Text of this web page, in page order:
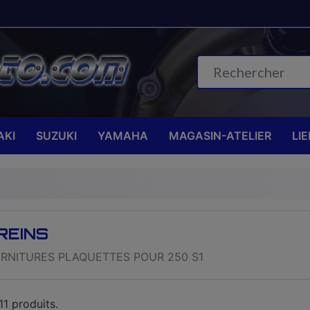
SUZUKI YAMAHA MAGASIN-ATELIER
PLAQUETTES POUR 250 S1
produits.